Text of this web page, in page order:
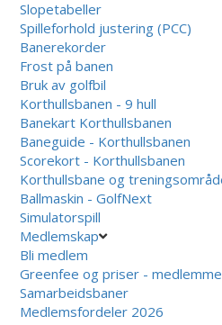
Slopetabeller
Spilleforhold justering (PCC)
Banerekorder
Frost på banen
Bruk av golfbil
Korthullsbanen - 9 hull
Banekart Korthullsbanen
Baneguide - Korthullsbanen
Scorekort - Korthullsbanen
Korthullsbane og
Ballmaskin - GolfNext
Simulatorspill
Medlemskap
Bli medlem
Greenfee og priser -
Samarbeidsbaner
Medlemsfordeler 2026